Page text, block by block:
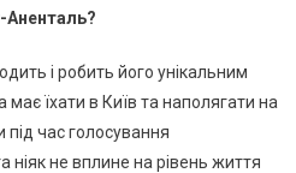
Аненталь?
і робить його унікальним
їхати в Київ та наполягати на
під час голосування
ніяк не вплине на рівень життя